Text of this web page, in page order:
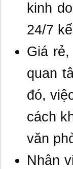
kinh
24/7
Giá
quan
đó,
cách
văn
Nhân